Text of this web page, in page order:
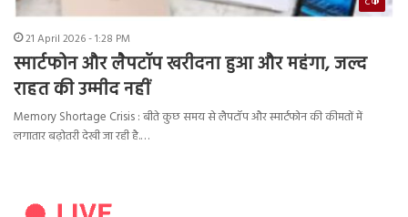
21 April 2026 - 1:28 PM
स्मार्टफोन और लैपटॉप खरीदना हुआ और महंगा, जल्द
राहत की उम्मीद नहीं
Memory Shortage Crisis : बीते कुछ समय से लैपटॉप और स्मार्टफोन की कीमतों में
लगातार बढ़ोतरी देखी जा रही है.…